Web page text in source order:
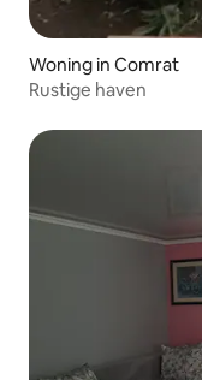
Woning in Comrat
Rustige haven